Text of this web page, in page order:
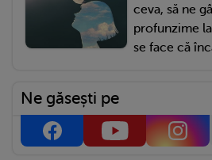
ceva, să ne
profunzime
se face că
Ne găsești pe